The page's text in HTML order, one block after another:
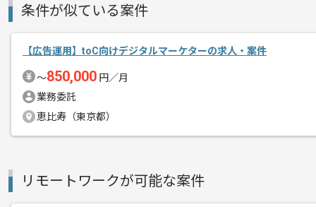
プロジェクトをチームで進めていきた
ご本人の志向性にあわせてマネージャ
条件が似ている案件
【広告運用】toC向けデジタルマーケターの求人・案件
〜850,000 円／月
業務委託
恵比寿（東京都）
リモートワークが可能な案件